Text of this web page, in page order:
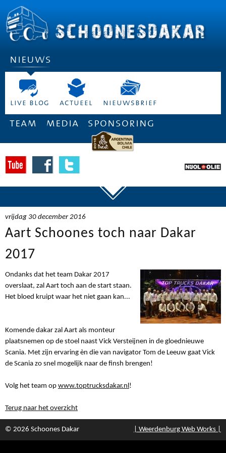
nieuws
live blog actueel nieuwsbrief
team media sponsoring
vrijdag 30 december 2016
Aart Schoones toch naar Dakar
2017
Ondanks dat het team Dakar 2017
overslaat, zal Aart toch aan de start staan.
Het bloed kruipt waar het niet gaan kan...
Komende dakar zal Aart als monteur
plaatsnemen op de stoel naast Vick Versteijnen in de gloednieuwe
Scania. Met zijn ervaring èn die van navigator Tom de Leeuw gaat Vick
de Scania zo snel mogelijk naar de finsh brengen!
Volg het team op www.toptrucksdakar.nl !
Terug naar het overzicht
© 2026 Schoones Dakar | Weerdenburg Web Works |